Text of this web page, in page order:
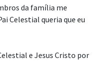
da família me
Celestial queria que eu
e Jesus Cristo por